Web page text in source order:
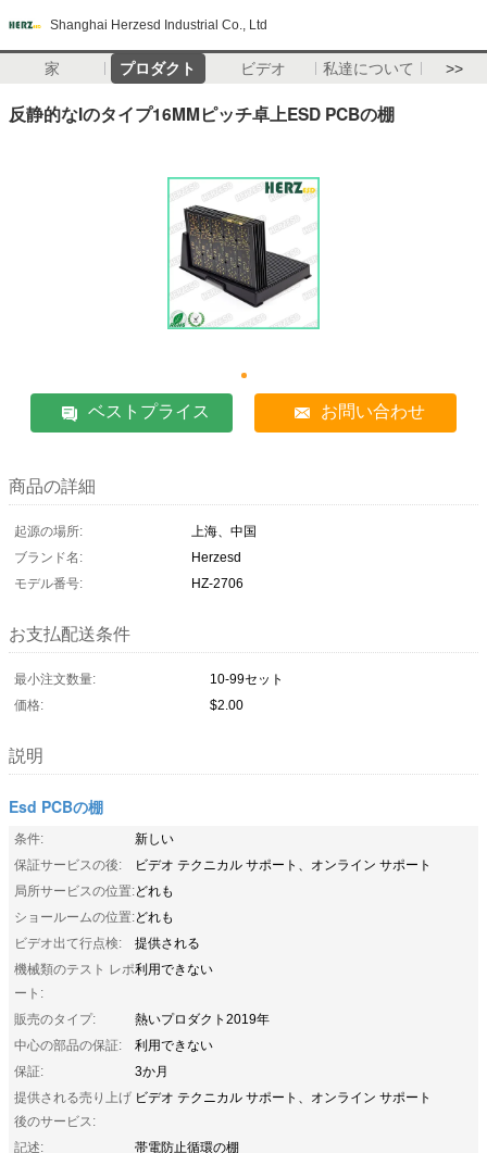
Shanghai Herzesd Industrial Co., Ltd
家 プロダクト ビデオ 私達について >>
反静的なIのタイプ16MMピッチ卓上ESD PCBの棚
ベストプライス お問い合わせ
商品の詳細
起源の場所:
上海、中国
ブランド名:
Herzesd
モデル番号:
HZ-2706
お支払配送条件
最小注文数量:
10-99セット
価格:
$2.00
説明
Esd PCBの棚
条件:
新しい
保証サービスの後:
ビデオ テクニカル サポート、オンライン サポート
局所サービスの位置:どれも
ショールームの位置:どれも
ビデオ出て行点検:
提供される
機械類のテスト レポ
ート:
利用できない
販売のタイプ:
熱いプロダクト2019年
中心の部品の保証:
利用できない
保証:
3か月
提供される売り上げ
後のサービス:
ビデオ テクニカル サポート、オンライン サポート
記述:
帯電防止循環の棚